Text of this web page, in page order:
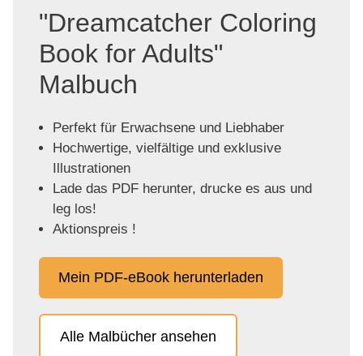
"Dreamcatcher Coloring
Book for Adults"
Malbuch
Perfekt für Erwachsene und Liebhaber
Hochwertige, vielfältige und exklusive
Illustrationen
Lade das PDF herunter, drucke es aus und
leg los!
Aktionspreis !
Mein PDF-eBook herunterladen
Alle Malbücher ansehen